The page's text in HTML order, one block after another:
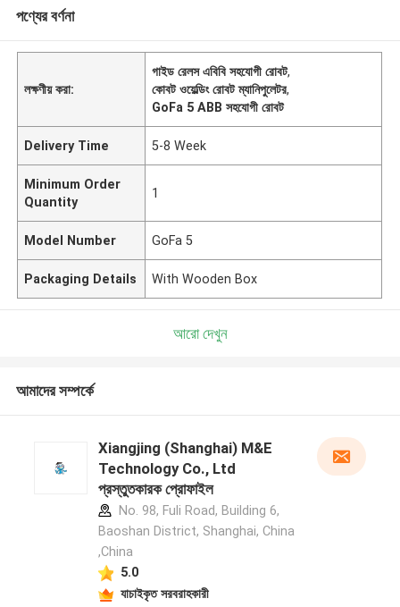
পণ্যের বর্ণনা
লক্ষণীয় করা:
গাইড রেলস এবিবি সহযোগী রোবট,
কোবট ওয়েল্ডিং রোবট ম্যানিপুলেটর,
GoFa 5 ABB সহযোগী রোবট
Delivery Time 5-8 Week
Minimum Order
Quantity
1
Model Number GoFa 5
Packaging Details With Wooden Box
আরো দেখুন
আমাদের সম্পর্কে
Xiangjing (Shanghai) M&E
Technology Co., Ltd
প্রস্তুতকারক প্রোফাইল
No. 98, Fuli Road, Building 6,
Baoshan District, Shanghai, China
,China
5.0
যাচাইকৃত সরবরাহকারী